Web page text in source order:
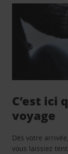
C’est ici
voyage
Dès votre
vous laissiez